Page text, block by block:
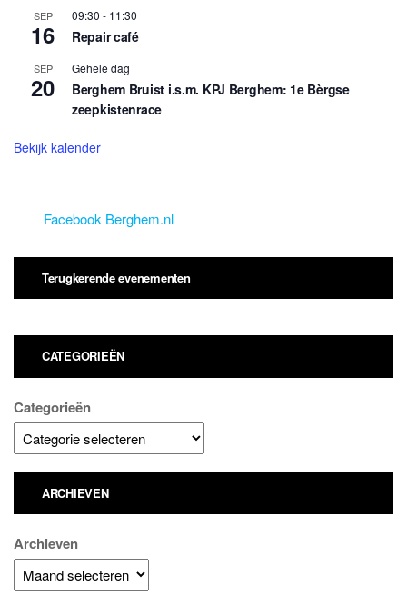
SEP
16
09:30 - 11:30
Repair café
SEP
20
Gehele dag
Berghem Bruist i.s.m. KPJ Berghem: 1e Bèrgse
zeepkistenrace
Bekijk kalender
Facebook Berghem.nl
Terugkerende evenementen
CATEGORIEËN
Categorieën
ARCHIEVEN
Archieven